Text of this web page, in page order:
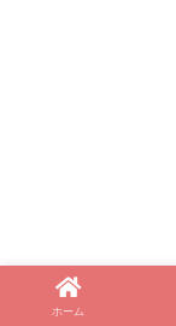
ホーム